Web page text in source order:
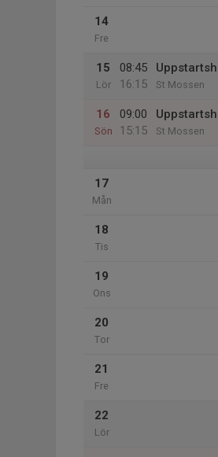
14
Fre
15
Lör
08:45
16:15
St Mossen
16
Sön
09:00
15:15
St Mossen
17
Mån
18
Tis
19
Ons
20
Tor
21
Fre
22
Lör